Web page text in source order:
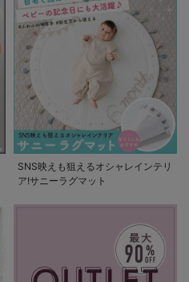
SNS映えも狙えるオシャレインテリ
ア!サニーラグマット